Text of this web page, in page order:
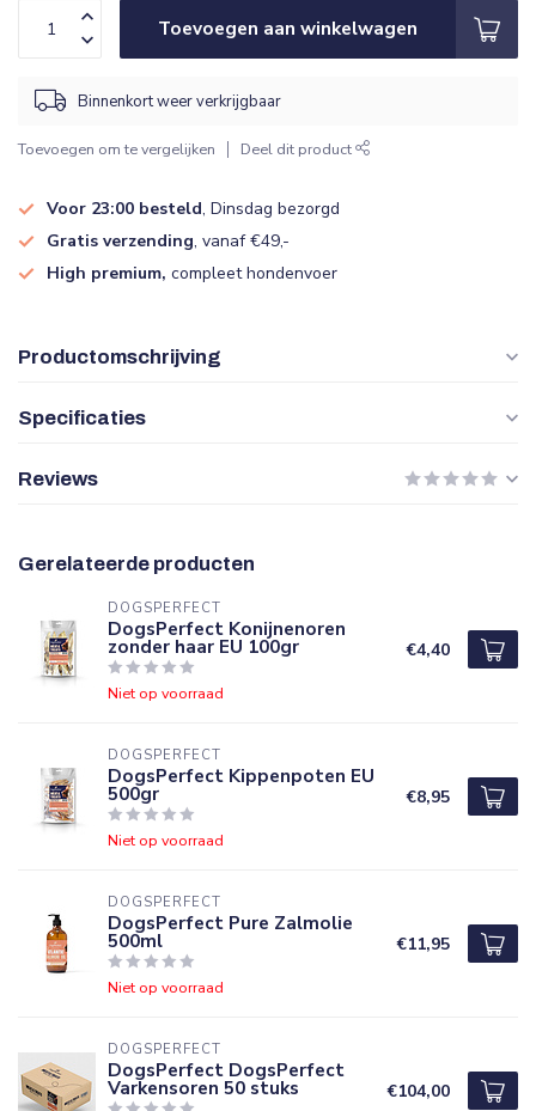
Toevoegen aan winkelwagen
Binnenkort weer verkrijgbaar
Toevoegen om te vergelijken Deel dit product
Voor 23:00 besteld, Dinsdag bezorgd
Gratis verzending, vanaf €49,-
High premium, compleet hondenvoer
Productomschrijving
Specificaties
Reviews
Gerelateerde producten
DOGSPERFECT
DogsPerfect Konijnenoren
zonder haar EU 100gr
Niet op voorraad
€4,40
DOGSPERFECT
DogsPerfect Kippenpoten EU
500gr
Niet op voorraad
€8,95
DOGSPERFECT
DogsPerfect Pure Zalmolie
500ml
Niet op voorraad
€11,95
DOGSPERFECT
DogsPerfect DogsPerfect
Varkensoren 50 stuks €104,00